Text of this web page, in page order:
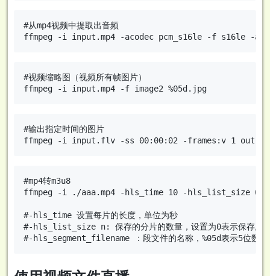
#从mp4视频中提取出音频
#视频缩略图（视频所有帧图片）
#输出指定时间的图片
#mp4转m3u8
ffmpeg -i ./aaa.mp4 -hls_time 10 -hls_list_size 0 -
#-hls_time 设置每片的长度，单位为秒
#-hls_list_size n: 保存的分片的数量，设置为0表示保存所